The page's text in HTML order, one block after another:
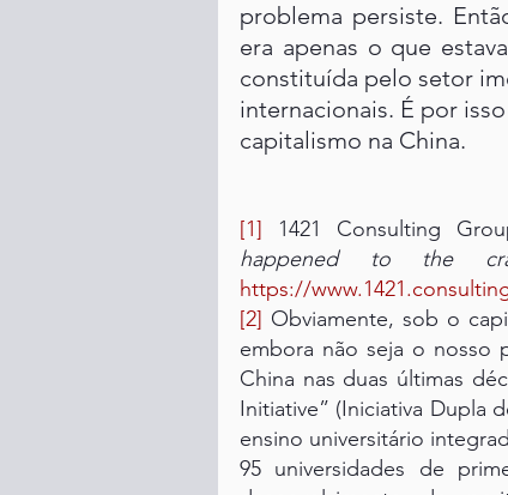
problema persiste.
era apenas o que
constituída pelo setor
internacionais. É por
capitalismo na China.
[1] 1421 Consulting
happened to the
https://
[2] Obviamente, sob o
embora não seja o nosso
China nas duas últimas
Initiative” (Iniciativa Dupla
ensino universitário
95 universidades de